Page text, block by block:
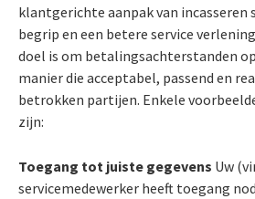
klantgerichte aanpak van incasseren
begrip en een betere service
doel is om betalingsachterstanden
manier die acceptabel, passend en
betrokken partijen. Enkele
zijn:
Toegang tot juiste gegevens Uw
servicemedewerker heeft toegang